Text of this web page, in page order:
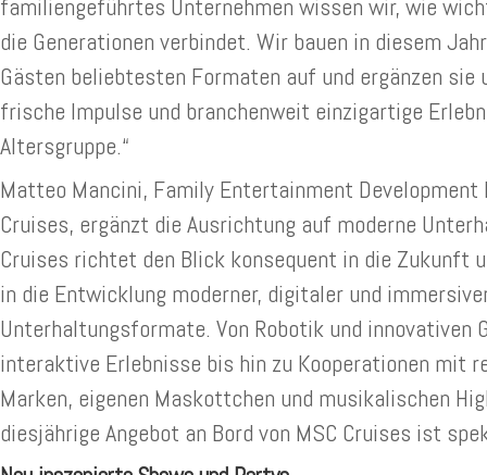
familiengeführtes Unternehmen wissen wir, wie
die Generationen verbindet. Wir bauen in diesem
Gästen beliebtesten Formaten auf und ergänzen sie
frische Impulse und branchenweit einzigartige
Altersgruppe.“
Matteo Mancini, Family Entertainment Development
Cruises, ergänzt die Ausrichtung auf moderne
Cruises richtet den Blick konsequent in die Zukunft
in die Entwicklung moderner, digitaler und
Unterhaltungsformate. Von Robotik und innovativen
interaktive Erlebnisse bis hin zu Kooperationen mit
Marken, eigenen Maskottchen und musikalischen
diesjährige Angebot an Bord von MSC Cruises ist